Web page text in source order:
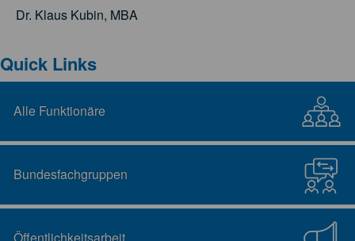
Dr. Klaus Kubin, MBA
Quick Links
Alle Funktionäre
Bundesfachgruppen